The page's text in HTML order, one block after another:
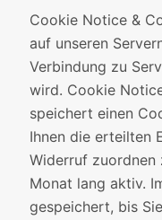
Cookie Notice &
auf unseren
Verbindung zu
wird. Cookie
speichert einen
Ihnen die erteilten
Widerruf zuordnen
Monat lang aktiv.
gespeichert, bis